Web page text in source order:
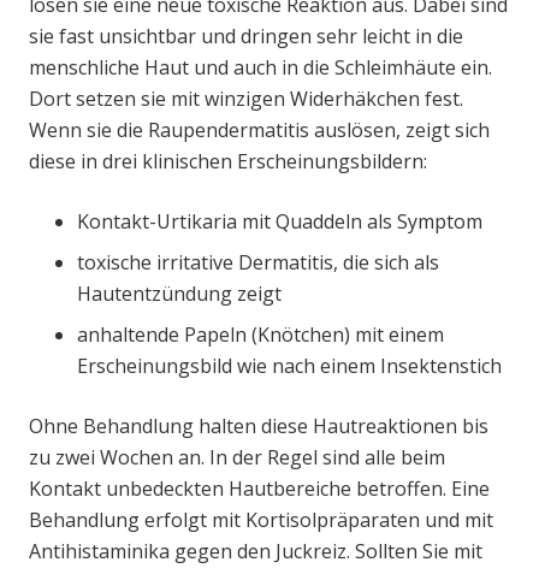
sie fast unsichtbar und dringen sehr leicht in die
menschliche Haut und auch in die Schleimhäute ein.
Dort setzen sie mit winzigen Widerhäkchen fest.
Wenn sie die Raupendermatitis auslösen, zeigt sich
diese in drei klinischen Erscheinungsbildern:
Kontakt-Urtikaria mit Quaddeln als Symptom
toxische irritative Dermatitis, die sich als
Hautentzündung zeigt
anhaltende Papeln (Knötchen) mit einem
Erscheinungsbild wie nach einem Insektenstich
Ohne Behandlung halten diese Hautreaktionen bis
zu zwei Wochen an. In der Regel sind alle beim
Kontakt unbedeckten Hautbereiche betroffen. Eine
Behandlung erfolgt mit Kortisolpräparaten und mit
Antihistaminika gegen den Juckreiz. Sollten Sie mit